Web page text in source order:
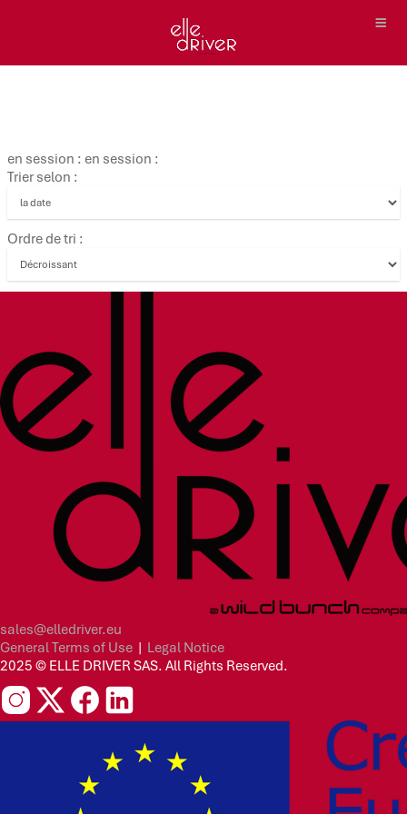
en session : en session :
Trier selon :
Ordre de tri :
sales@elledriver.eu
General Terms of Use | Legal Notice
2025 © ELLE DRIVER SAS. All Rights Reserved.